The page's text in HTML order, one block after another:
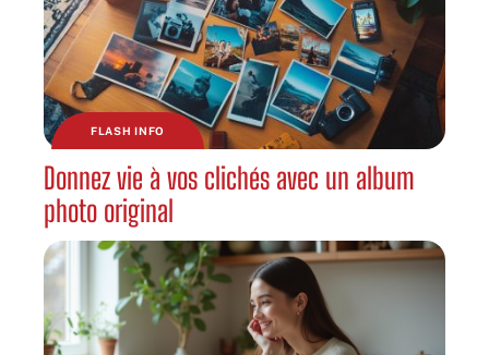
FLASH INFO
Donnez vie à vos clichés avec un album
photo original